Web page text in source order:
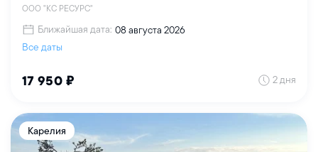
ООО "КС РЕСУРС"
Ближайшая дата: 08 августа 2026
Все даты
17 950 ₽ 2 дня
Карелия